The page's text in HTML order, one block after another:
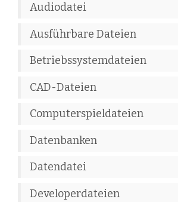
Audiodatei
Ausführbare Dateien
Betriebssystemdateien
CAD-Dateien
Computerspieldateien
Datenbanken
Datendatei
Developerdateien